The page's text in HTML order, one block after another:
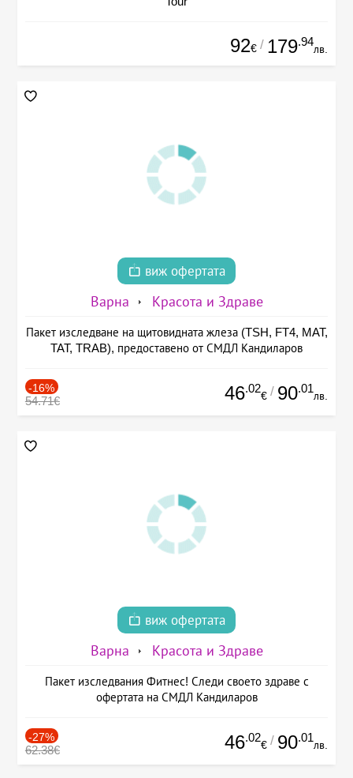
92€ / 179.94
лв.
виж офертата
Варна Красота и Здраве
Пакет изследване на щитовидната жлеза (TSH, FT4, MAT,
TAT, TRAB), предоставено от СМДЛ Кандиларов
-16%
54.71€ 46.02
€ / 90.01
лв.
виж офертата
Варна Красота и Здраве
Пакет изследвания Фитнес! Следи своето здраве с
офертата на СМДЛ Кандиларов
-27%
62.38€ 46.02
€ / 90.01
лв.